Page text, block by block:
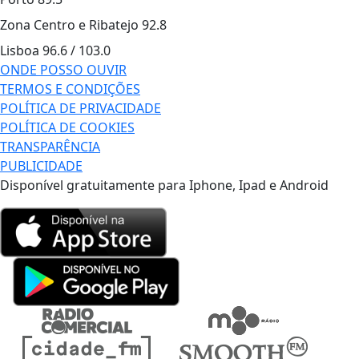
Zona Centro e Ribatejo 92.8
Lisboa 96.6 / 103.0
ONDE POSSO OUVIR
TERMOS E CONDIÇÕES
POLÍTICA DE PRIVACIDADE
POLÍTICA DE COOKIES
TRANSPARÊNCIA
PUBLICIDADE
Disponível gratuitamente para Iphone, Ipad e Android